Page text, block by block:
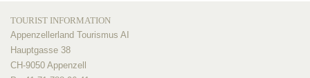
TOURIST INFORMATION
Appenzellerland Tourismus AI
Hauptgasse 38
CH-9050 Appenzell